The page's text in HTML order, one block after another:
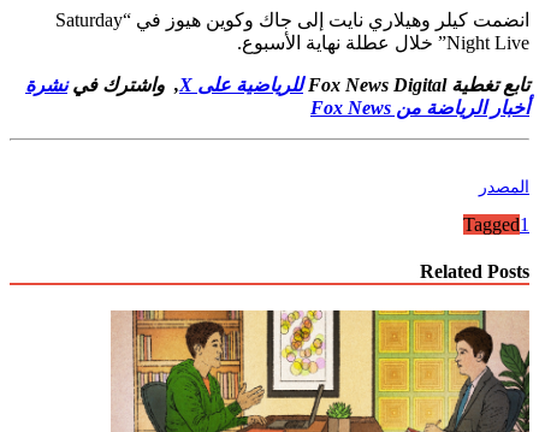
انضمت كيلر وهيلاري نايت إلى جاك وكوين هيوز في “Saturday
Night Live” خلال عطلة نهاية الأسبوع.
تابع تغطية Fox News Digital للرياضية على X , واشترك فينشرة
أخبار الرياضة من Fox News
المصدر
Tagged1
Related Posts